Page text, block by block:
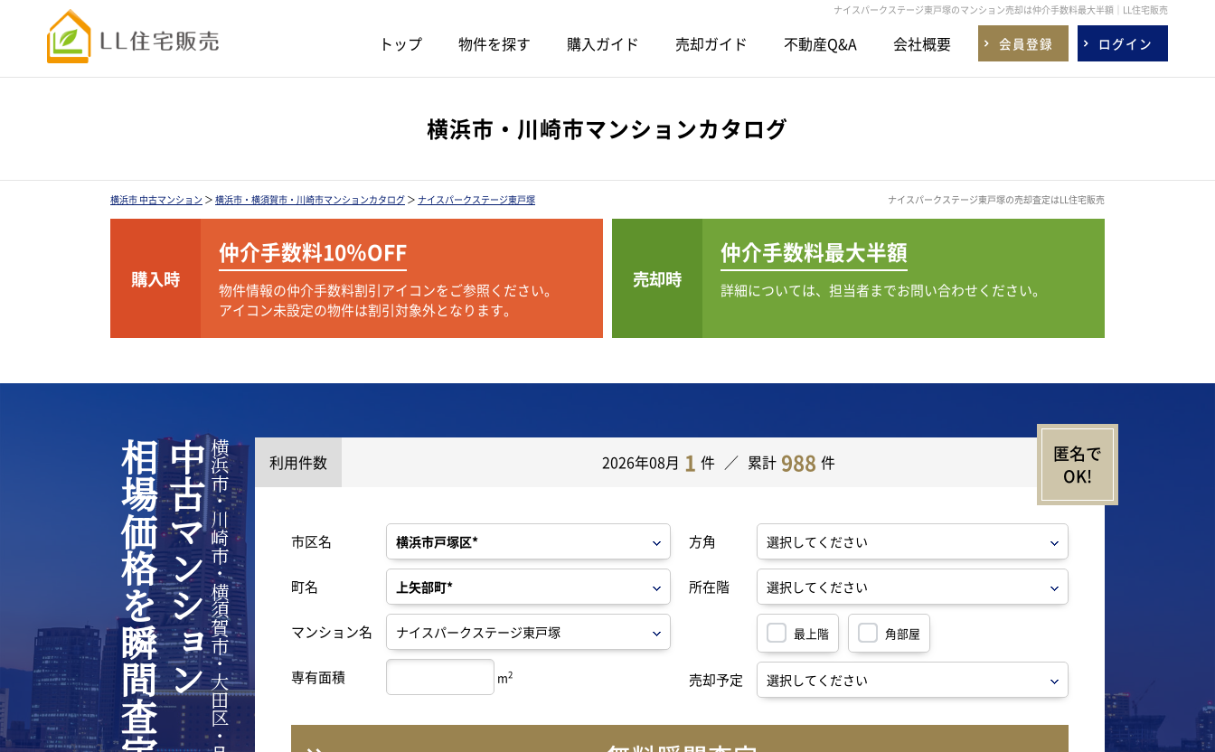
ナイスパークステージ東戸塚のマンション売却は仲介手数料最大半額｜LL住宅販売
トップ 物件を探す 購入ガイド 売却ガイド 不動産Q&A 会社概要 会員登録 ログイン
横浜市・川崎市マンションカタログ
横浜市 中古マンション ＞ 横浜市・横須賀市・川崎市マンションカタログ ＞ ナイスパークステージ東戸塚 ナイスパークステージ東戸塚の売却査定はLL住宅販売
購入時
仲介手数料10％OFF
物件情報の仲介手数料割引アイコンをご参照ください。
アイコン未設定の物件は割引対象外となります。
売却時
仲介手数料最大半額
詳細については、担当者までお問い合わせください。
横浜市・川崎市・横須賀市・大田区・品川区の
中古マンション
相場価格を瞬間査定！ 利用件数 2026年08月 1 件 累計 988 件
市区名
町名
マンション名
専有面積 m2
方角
所在階
最上階 角部屋
売却予定